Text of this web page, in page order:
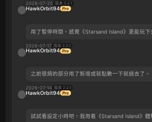
2026-07-25 版本 2.2.1
HawkOrbit94
用了暫停時間，感覺《Starsand Island》更能玩下
2026-07-17 版本 2.2.1
HawkOrbit94
之前很煩的部分用了新增成就點數一下就過去了。
2026-07-14 版本 2.2.1
HawkOrbit94
試試看設定小時吧，我用着《Starsand Island》體